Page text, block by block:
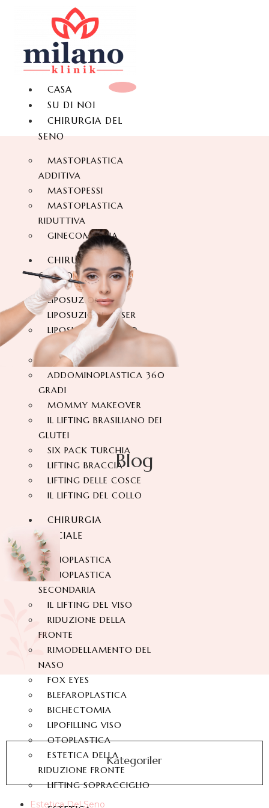
CASA
SU DI NOI
CHIRURGIA DEL
SENO
MASTOPLASTICA
ADDITIVA
MASTOPESSI
MASTOPLASTICA
RIDUTTIVA
GINECOMASTIA
CHIRURGIA DEL
CORPO
LIPOSUZIONE
LIPOSUZIONE VASER
LIPOSUZIONE A 360
GRADI
ADDOMINOPLASTICA
ADDOMINOPLASTICA 360
GRADI
MOMMY MAKEOVER
IL LIFTING BRASILIANO DEI
GLUTEI
SIX PACK TURCHIA
LIFTING BRACCIA
LIFTING DELLE COSCE
IL LIFTING DEL COLLO
CHIRURGIA
FACCIALE
RINOPLASTICA
RINOPLASTICA
SECONDARIA
IL LIFTING DEL VISO
RIDUZIONE DELLA
FRONTE
RIMODELLAMENTO DEL
NASO
FOX EYES
BLEFAROPLASTICA
BICHECTOMIA
LIPOFILLING VISO
OTOPLASTICA
ESTETICA DELLA
RIDUZIONE FRONTE
LIFTING SOPRACCIGLIO
Blog
Kategoriler
Estetica Del Seno